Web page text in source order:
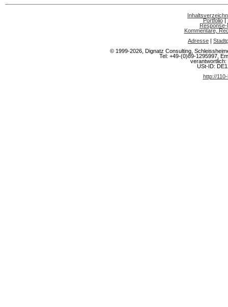
Portfolio|
Kommentare,
Adresse |
© 1999-2026, Dignatz Consulting,
Tel: +49-(0)89-1295997,
verantwortlich:
USt-ID:
http://